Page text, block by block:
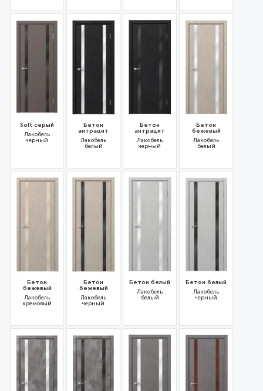
31714 31713 31715 31718
Soft серый
Лакобель
черный
31717
Бетон
антрацит
Лакобель
белый
31695
Бетон
антрацит
Лакобель
черный
31694
Бетон
бежевый
Лакобель
белый
31692
Бетон
бежевый
Лакобель
кремовый
31693
Бетон
бежевый
Лакобель
черный
31691
Бетон белый
Лакобель
белый
31697
Бетон белый
Лакобель
черный
31696